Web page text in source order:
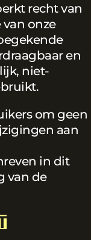
recht van
onze
en
niet-
om geen
aan
in dit
van de